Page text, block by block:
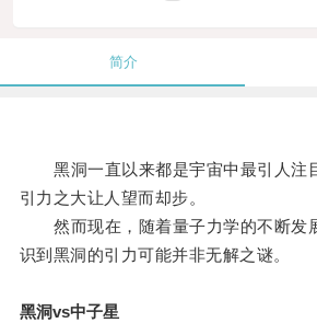
简介
黑洞一直以来都是宇宙中最引人注
引力之大让人望而却步。
然而现在，随着量子力学的不断发
识到黑洞的引力可能并非无解之谜。
黑洞vs中子星